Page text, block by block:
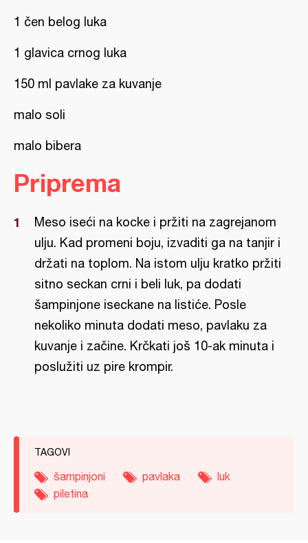
1 čen belog luka
1 glavica crnog luka
150 ml pavlake za kuvanje
malo soli
malo bibera
Priprema
Meso iseći na kocke i pržiti na zagrejanom
ulju. Kad promeni boju, izvaditi ga na tanjir i
držati na toplom. Na istom ulju kratko pržiti
sitno seckan crni i beli luk, pa dodati
šampinjone iseckane na listiće. Posle
nekoliko minuta dodati meso, pavlaku za
kuvanje i začine. Krčkati još 10-ak minuta i
poslužiti uz pire krompir.
TAGOVI
šampinjoni pavlaka
luk
piletina